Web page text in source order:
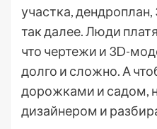
участка,
так далее. Люди
что чертежи и 3D-
долго и сложно. А
дорожками и садом,
дизайнером и